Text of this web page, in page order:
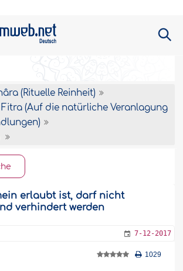
(Rituelle Reinheit)
(Auf die natürliche Veranlagung
erlaubt ist, darf nicht
verhindert werden
7-12-2017
1029